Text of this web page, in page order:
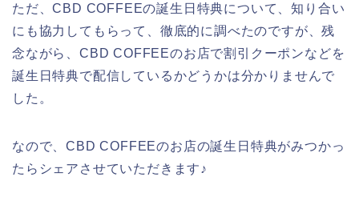
ただ、CBD COFFEEの誕生日特典について、知り合い
にも協力してもらって、徹底的に調べたのですが、残
念ながら、CBD COFFEEのお店で割引クーポンなどを
誕生日特典で配信しているかどうかは分かりませんで
した。
なので、CBD COFFEEのお店の誕生日特典がみつかっ
たらシェアさせていただきます♪